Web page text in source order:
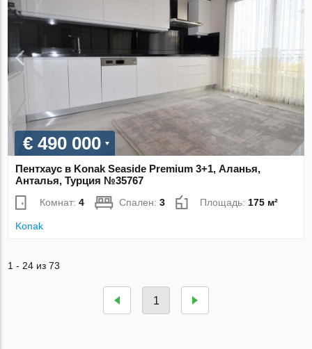
€ 490 000
Пентхаус в Konak Seaside Premium 3+1, Аланья,
Анталья, Турция №35767
Комнат:4 Спален:3 Площадь:175 м²
Konak
1 - 24 из 73
1